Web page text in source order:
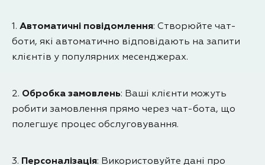
1. Автоматичні повідомлення: Створюйте чат-
боти, які автоматично відповідають на запити
клієнтів у популярних месенджерах.
2. Обробка замовлень: Ваші клієнти можуть
робити замовлення прямо через чат-бота, що
полегшує процес обслуговування.
3. Персоналізація: Використовуйте дані про